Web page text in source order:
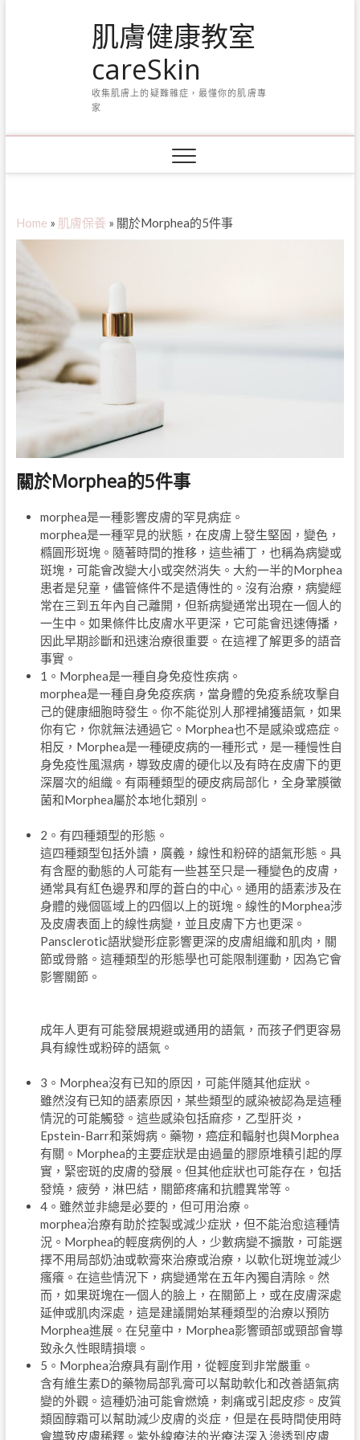
肌膚健康教室
careSkin
收集肌膚上的疑難雜症，最懂你的肌膚專
家
Home » 肌膚保養 » 關於Morphea的5件事
關於Morphea的5件事
morphea是一種影響皮膚的罕見病症。
morphea是一種罕見的狀態，在皮膚上發生堅固，變色，
橢圓形斑塊。隨著時間的推移，這些補丁，也稱為病變或
斑塊，可能會改變大小或突然消失。大約一半的Morphea
患者是兒童，儘管條件不是遺傳性的。沒有治療，病變經
常在三到五年內自己離開，但新病變通常出現在一個人的
一生中。如果條件比皮膚水平更深，它可能會迅速傳播，
因此早期診斷和迅速治療很重要。在這裡了解更多的語音
事實。
1。Morphea是一種自身免疫性疾病。
morphea是一種自身免疫疾病，當身體的免疫系統攻擊自
己的健康細胞時發生。你不能從別人那裡捕獲語氣，如果
你有它，你就無法通過它。Morphea也不是感染或癌症。
相反，Morphea是一種硬皮病的一種形式，是一種慢性自
身免疫性風濕病，導致皮膚的硬化以及有時在皮膚下的更
深層次的組織。有兩種類型的硬皮病局部化，全身鞏膜黴
菌和Morphea屬於本地化類別。
2。有四種類型的形態。
這四種類型包括外讀，廣義，線性和粉碎的語氣形態。具
有含壓的動態的人可能有一些甚至只是一種變色的皮膚，
通常具有紅色邊界和厚的蒼白的中心。通用的語素涉及在
身體的幾個區域上的四個以上的斑塊。線性的Morphea涉
及皮膚表面上的線性病變，並且皮膚下方也更深。
Pansclerotic語狀變形症影響更深的皮膚組織和肌肉，關
節或骨骼。這種類型的形態學也可能限制運動，因為它會
影響關節。
成年人更有可能發展規避或通用的語氣，而孩子們更容易
具有線性或粉碎的語氣。
3。Morphea沒有已知的原因，可能伴隨其他症狀。
雖然沒有已知的語素原因，某些類型的感染被認為是這種
情況的可能觸發。這些感染包括麻疹，乙型肝炎，
Epstein-Barr和萊姆病。藥物，癌症和輻射也與Morphea
有關。Morphea的主要症狀是由過量的膠原堆積引起的厚
實，緊密斑的皮膚的發展。但其他症狀也可能存在，包括
發燒，疲勞，淋巴結，關節疼痛和抗體異常等。
4。雖然並非總是必要的，但可用治療。
morphea治療有助於控製或減少症狀，但不能治愈這種情
況。Morphea的輕度病例的人，少數病變不擴散，可能選
擇不用局部奶油或軟膏來治療或治療，以軟化斑塊並減少
瘙癢。在這些情況下，病變通常在五年內獨自清除。然
而，如果斑塊在一個人的臉上，在關節上，或在皮膚深處
延伸或肌肉深處，這是建議開始某種類型的治療以預防
Morphea進展。在兒童中，Morphea影響頭部或頸部會導
致永久性眼睛損壞。
5。Morphea治療具有副作用，從輕度到非常嚴重。
含有維生素D的藥物局部乳膏可以幫助軟化和改善語氣病
變的外觀。這種奶油可能會燃燒，刺痛或引起皮疹。皮質
類固醇霜可以幫助減少皮膚的炎症，但是在長時間使用時
會導致皮膚稀釋。紫外線療法的光療法深入滲透到皮膚